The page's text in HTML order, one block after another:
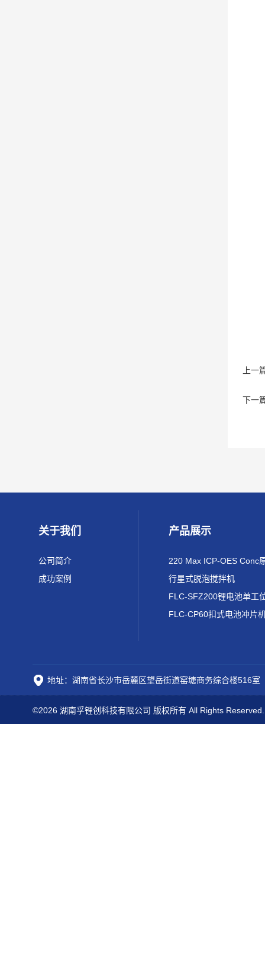
上一
下一
关于我们
公司简介
成功案例
产品展示
行星式脱泡搅拌机
FLC-CP60扣式电池冲片
地址：湖南省长沙市岳麓区望岳街道窑塘商务综合楼516室
©2026 湖南孚锂创科技有限公司 版权所有 All Rights